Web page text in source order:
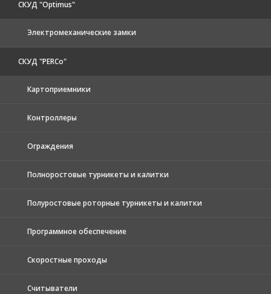
СКУД "Optimus"
Электромеханические замки
СКУД "PERCo"
Картоприемники
Контроллеры
Ограждения
Полноростовые турникеты и калитки
Полуростовые роторные турникеты и калитки
Программное обеспечение
Скоростные проходы
Считыватели